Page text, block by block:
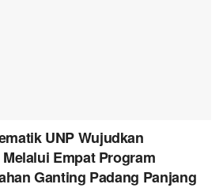
UNP Wujudkan
Empat Program
Ganting Padang Panjang